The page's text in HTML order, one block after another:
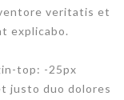
veritatis et
explicabo.
top: -25px
justo duo dolores